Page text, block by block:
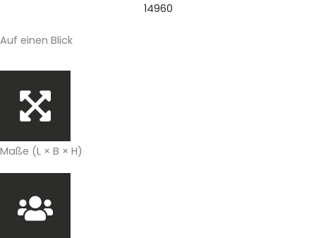
14960
Auf einen Blick
Maße (L × B × H)